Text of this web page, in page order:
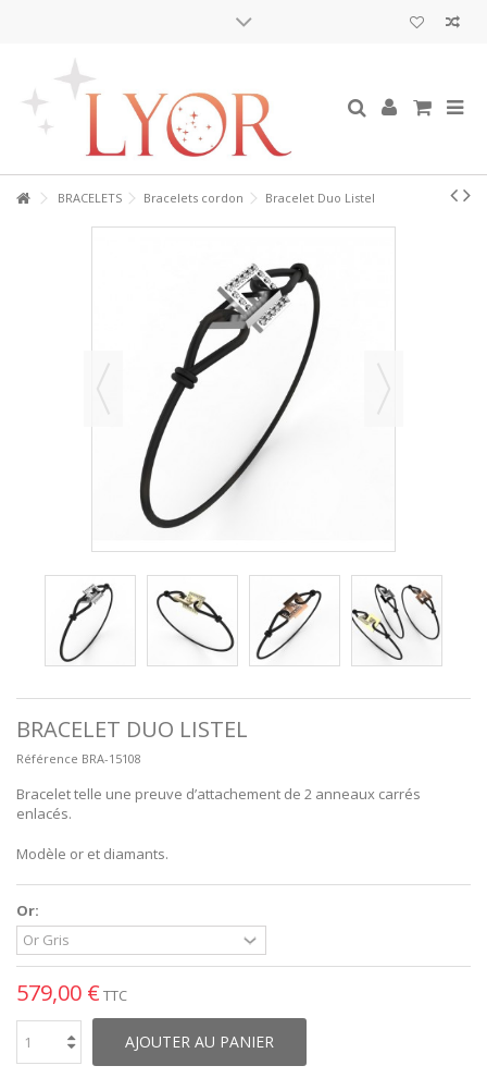
BRACELETS Bracelets cordon Bracelet Duo Listel
BRACELET DUO LISTEL
Référence BRA-15108
Bracelet telle une preuve d’attachement de 2 anneaux carrés
enlacés.
Modèle or et diamants.
Or:
579,00 € TTC
AJOUTER AU PANIER